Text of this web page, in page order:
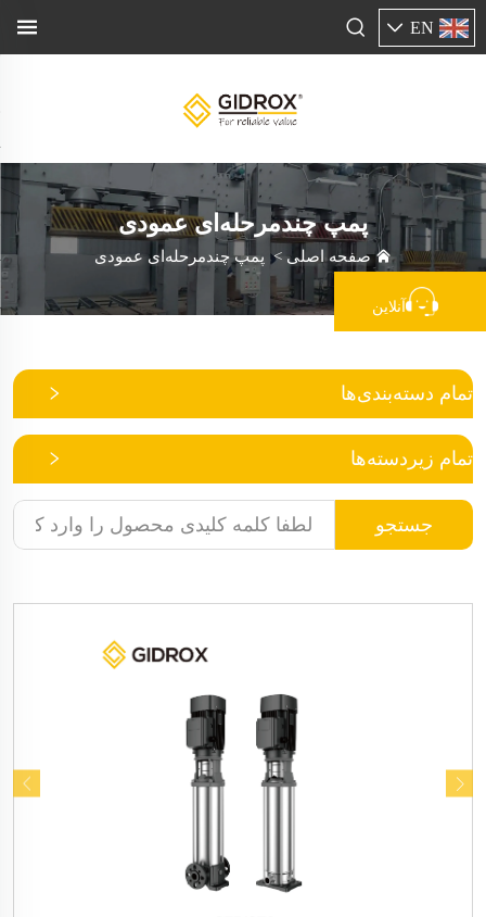
EN
پمپ چندمرحله‌ای عمودی
صفحه اصلی > پمپ چندمرحله‌ای عمودی
تمام دسته‌بندی‌ها
تمام زیردسته‌ها
جستجو
آنلاین